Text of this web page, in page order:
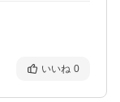
いいね 0